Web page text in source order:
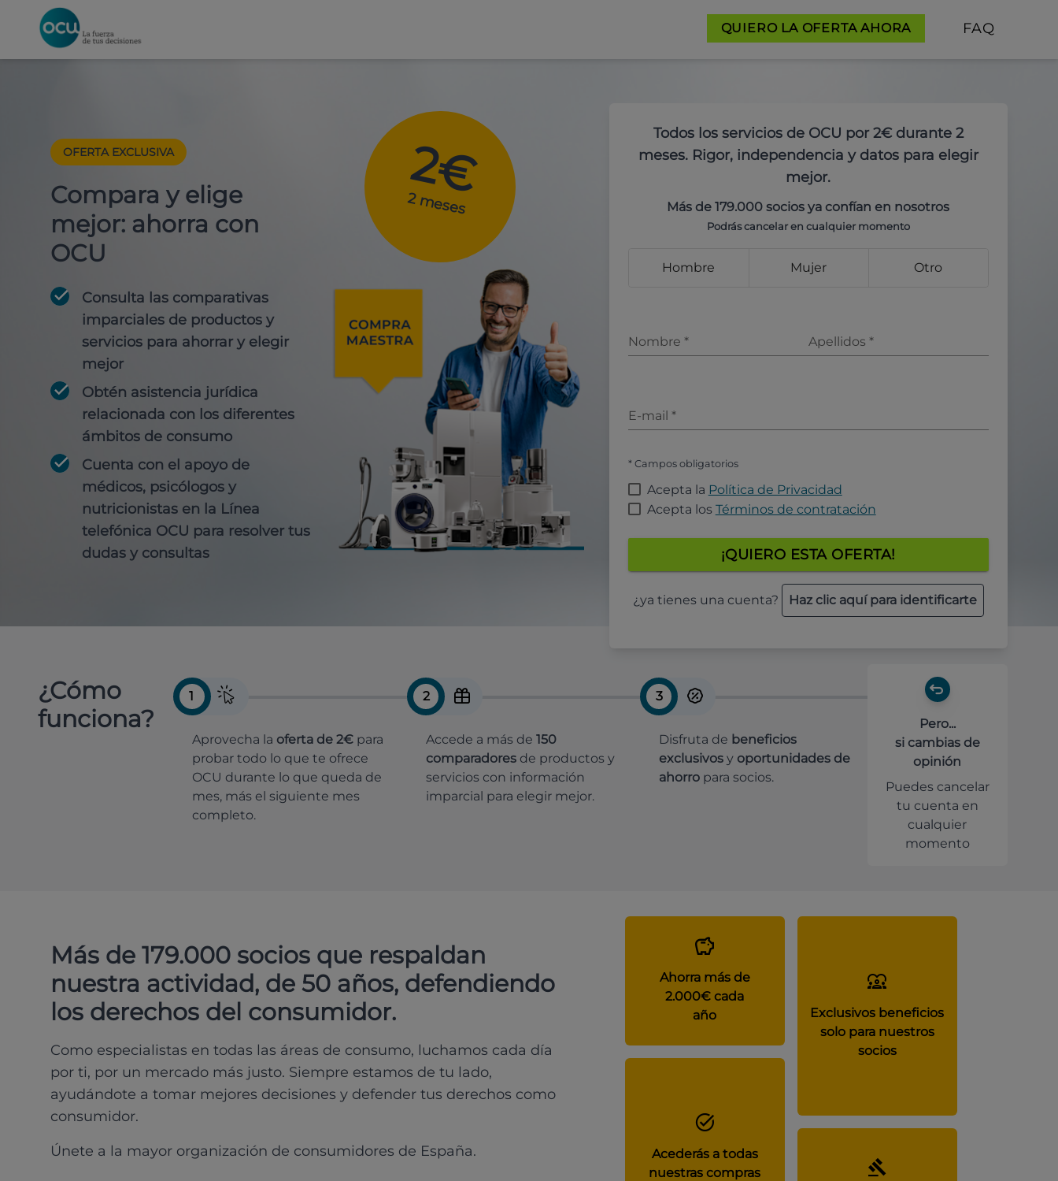
QUIERO LA OFERTA AHORA FAQ
OFERTA EXCLUSIVA
Compara y elige
mejor: ahorra con
OCU
Consulta las comparativas
imparciales de productos y
servicios para ahorrar y elegir
mejor
Obtén asistencia jurídica
relacionada con los diferentes
ámbitos de consumo
Cuenta con el apoyo de
médicos, psicólogos y
nutricionistas en la Línea
telefónica OCU para resolver tus
dudas y consultas
2€
2 meses
Todos los servicios de OCU por 2€ durante 2
meses. Rigor, independencia y datos para elegir
mejor.
Más de 179.000 socios ya confían en nosotros
Podrás cancelar en cualquier momento
Hombre Mujer Otro
Nombre * Apellidos *
E-mail *
* Campos obligatorios
Acepta la Política de Privacidad
Acepta los Términos de contratación
¡QUIERO ESTA OFERTA!
¿ya tienes una cuenta? Haz clic aquí para identificarte
¿Cómo
funciona?
1
Aprovecha la oferta de 2€ para
probar todo lo que te ofrece
OCU durante lo que queda de
mes, más el siguiente mes
completo.
2
Accede a más de 150
comparadoresde productos y
servicios con información
imparcial para elegir mejor.
3
Disfruta de beneficios
exclusivos y oportunidades de
ahorro para socios.
Pero...
si cambias de
opinión
Puedes cancelar
tu cuenta en
cualquier
momento
Más de 179.000 socios que respaldan
nuestra actividad, de 50 años, defendiendo
los derechos del consumidor.
Como especialistas en todas las áreas de consumo, luchamos cada día
por ti, por un mercado más justo. Siempre estamos de tu lado,
ayudándote a tomar mejores decisiones y defender tus derechos como
consumidor.
Únete a la mayor organización de consumidores de España.
Ahorra más de
2.000€ cada
año
Exclusivos beneficios
solo para nuestros
socios
Acederás a todas
nuestras compras